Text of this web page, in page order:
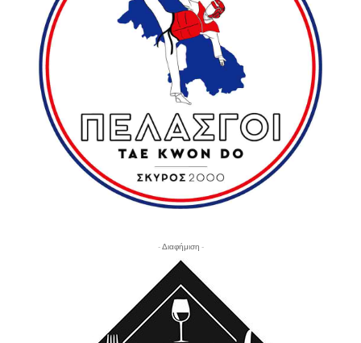
- Διαφήμιση -